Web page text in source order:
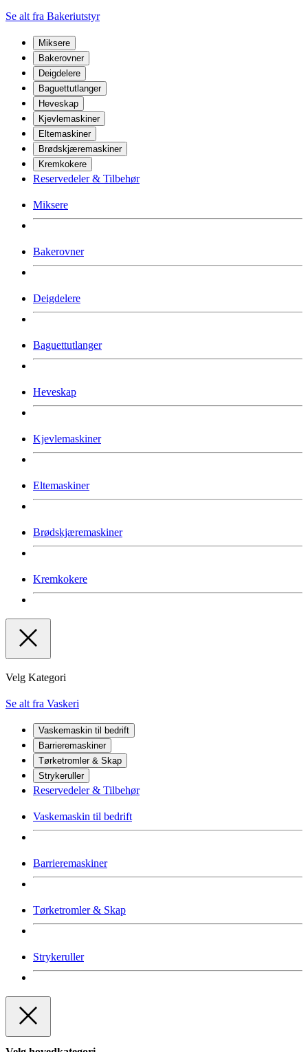
Se alt fra Bakeriutstyr
Miksere
Bakerovner
Deigdelere
Baguettutlanger
Heveskap
Kjevlemaskiner
Eltemaskiner
Brødskjæremaskiner
Kremkokere
Reservedeler & Tilbehør
Miksere
Bakerovner
Deigdelere
Baguettutlanger
Heveskap
Kjevlemaskiner
Eltemaskiner
Brødskjæremaskiner
Kremkokere
Velg Kategori
Se alt fra Vaskeri
Vaskemaskin til bedrift
Barrieremaskiner
Tørketromler & Skap
Strykeruller
Reservedeler & Tilbehør
Vaskemaskin til bedrift
Barrieremaskiner
Tørketromler & Skap
Strykeruller